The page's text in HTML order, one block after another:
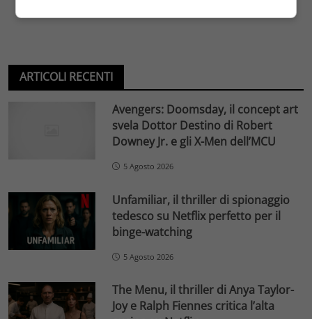
ARTICOLI RECENTI
Avengers: Doomsday, il concept art
svela Dottor Destino di Robert
Downey Jr. e gli X-Men dell’MCU
5 Agosto 2026
Unfamiliar, il thriller di spionaggio
tedesco su Netflix perfetto per il
binge-watching
5 Agosto 2026
The Menu, il thriller di Anya Taylor-
Joy e Ralph Fiennes critica l’alta